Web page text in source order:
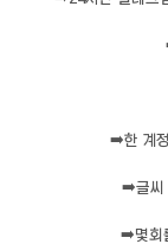
➡️한 계
➡️글씨
➡️몇회